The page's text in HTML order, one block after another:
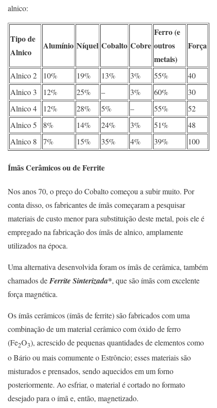
alnico:
Tipo de
Alnico
Alumínio Níquel Cobalto Cobre
Ferro (e
outros
metais)
Força
Alnico 2 10% 19% 13% 3% 55%
40
Alnico 3
12% 25% – 3% 60%
30
Alnico 4
12% 28% 5% – 55%
52
Alnico 5
8% 14% 24% 3% 51%
48
Alnico 8
7% 15% 35% 4% 39% 100
Ímãs Cerâmicos ou de Ferrite
Nos anos 70, o preço do Cobalto começou a subir muito. Por
conta disso, os fabricantes de ímãs começaram a pesquisar
materiais de custo menor para substituição deste metal, pois ele é
empregado na fabricação dos ímãs de alnico, amplamente
utilizados na época.
Uma alternativa desenvolvida foram os ímãs de cerâmica, também
chamados deFerrite Sinterizada*, que são ímãs com excelente
força magnética.
Os ímãs cerâmicos (ímãs de ferrite) são fabricados com uma
combinação de um material cerâmico com óxido de ferro
(Fe2O3), acrescido de pequenas quantidades de elementos como
o Bário ou mais comumente o Estrôncio; esses materiais são
misturados e prensados, sendo aquecidos em um forno
posteriormente. Ao esfriar, o material é cortado no formato
desejado para o ímã e, então, magnetizado.